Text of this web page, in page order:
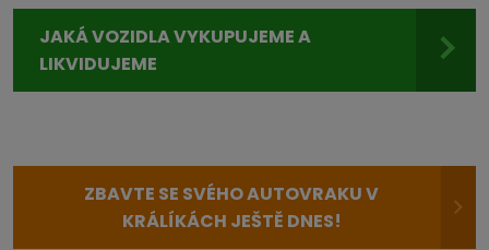
JAKÁ VOZIDLA VYKUPUJEME A
LIKVIDUJEME
ZBAVTE SE SVÉHO AUTOVRAKU V
KRÁLÍKÁCH JEŠTĚ DNES!